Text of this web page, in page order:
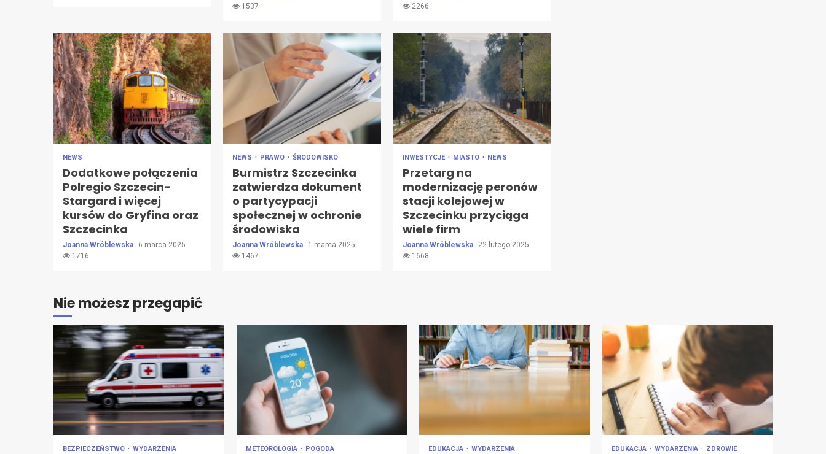
1537
2266
NEWS
Dodatkowe połączenia
Polregio Szczecin-
Stargard i więcej
kursów do Gryfina oraz
Szczecinka
Joanna Wróblewska
6 marca 2025
1716
NEWS PRAWO ŚRODOWISKO
Burmistrz Szczecinka
zatwierdza dokument
o partycypacji
społecznej w ochronie
środowiska
Joanna Wróblewska
1 marca 2025
1467
INWESTYCJE MIASTO NEWS
Przetarg na
modernizację peronów
stacji kolejowej w
Szczecinku przyciąga
wiele firm
Joanna Wróblewska
22 lutego 2025
1668
Nie możesz przegapić
BEZPIECZEŃSTWO WYDARZENIA METEOROLOGIA POGODA EDUKACJA WYDARZENIA EDUKACJA WYDARZENIA ZDROWIE